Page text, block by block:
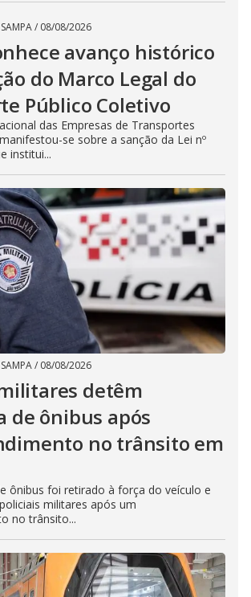
/ 08/08/2026
avanço histórico
do Marco Legal do
Público Coletivo
das Empresas de Transportes
se sobre a sanção da Lei nº
institui...
/ 08/08/2026
detêm
de ônibus após
no trânsito em
ônibus foi retirado à força do veículo e
militares após um
no trânsito...